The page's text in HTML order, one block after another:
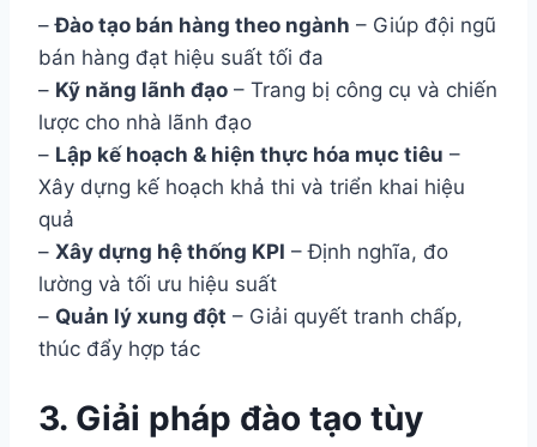
–Đào tạo bán hàng theo ngành – Giúp đội ngũ
bán hàng đạt hiệu suất tối đa
– Kỹ năng lãnh đạo – Trang bị công cụ và chiến
lược cho nhà lãnh đạo
– Lập kế hoạch & hiện thực hóa mục tiêu –
Xây dựng kế hoạch khả thi và triển khai hiệu
quả
– Xây dựng hệ thống KPI – Định nghĩa, đo
lường và tối ưu hiệu suất
– Quản lý xung đột – Giải quyết tranh chấp,
thúc đẩy hợp tác
3. Giải pháp đào tạo tùy